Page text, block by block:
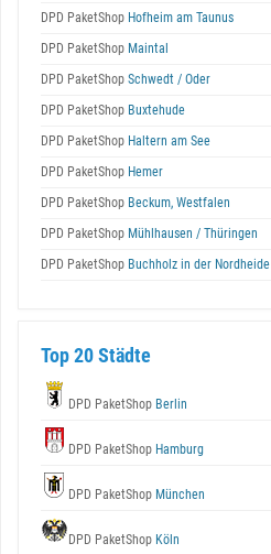
DPD PaketShop Hofheim am Taunus
DPD PaketShop Maintal
DPD PaketShop Schwedt / Oder
DPD PaketShop Buxtehude
DPD PaketShop Haltern am See
DPD PaketShop Hemer
DPD PaketShop Beckum, Westfalen
DPD PaketShop Mühlhausen / Thüringen
DPD PaketShop Buchholz in der Nordheide
Top 20 Städte
DPD PaketShop Berlin
DPD PaketShop Hamburg
DPD PaketShop München
DPD PaketShop Köln